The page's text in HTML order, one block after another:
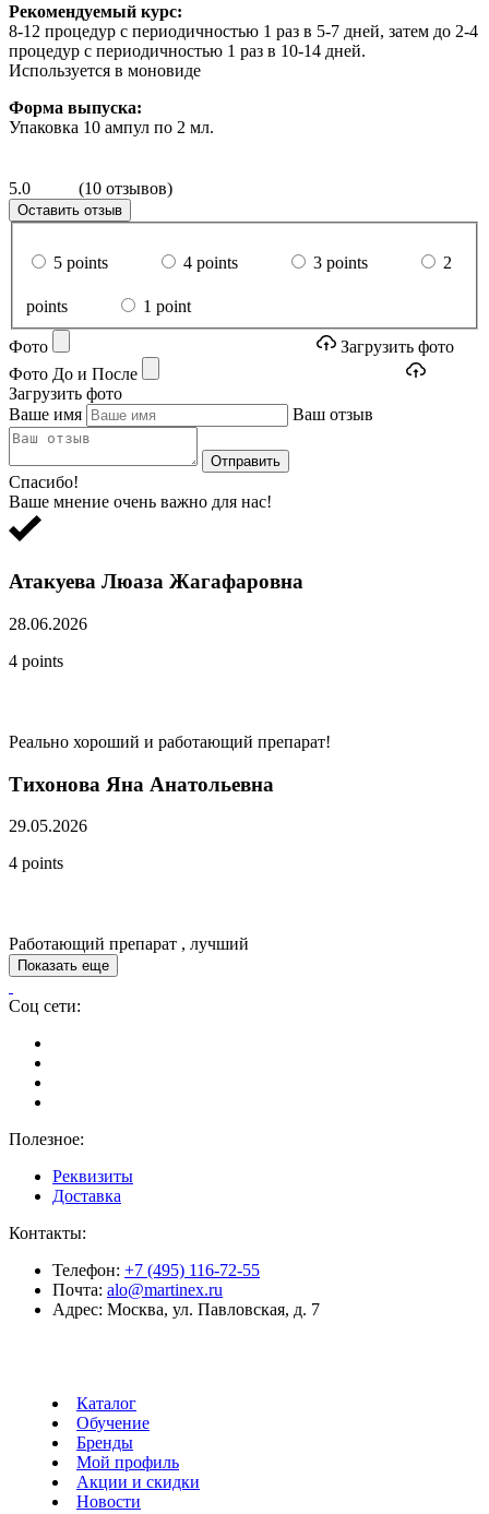
Рекомендуемый курс:
8-12 процедур с периодичностью 1 раз в 5-7 дней, затем до 2-4
процедур с периодичностью 1 раз в 10-14 дней.
Используется в моновиде
Форма выпуска:
Упаковка 10 ампул по 2 мл.
5.0 (10 отзывов)
Оставить отзыв
5 points 4 points 3 points 2
points 1 point
Фото
Загрузить фото
Фото До и После
Загрузить фото
Ваше имя
Ваш отзыв
Отправить
Спасибо!
Ваше мнение очень важно для нас!
Атакуева Люаза Жагафаровна
28.06.2026
4 points
Реально хороший и работающий препарат!
Тихонова Яна Анатольевна
29.05.2026
4 points
Работающий препарат , лучший
Показать еще
Соц сети:
Полезное:
Реквизиты
Доставка
Контакты:
Телефон: +7 (495) 116-72-55
Почта: alo@martinex.ru
Адрес: Москва, ул. Павловская, д. 7
Каталог
Обучение
Бренды
Мой профиль
Акции и скидки
Новости